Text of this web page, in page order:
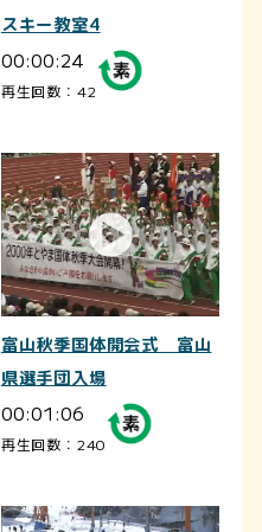
スキー教室4
00:00:24
再生回数：42
富山秋季国体開会式 富山
県選手団入場
00:01:06
再生回数：240